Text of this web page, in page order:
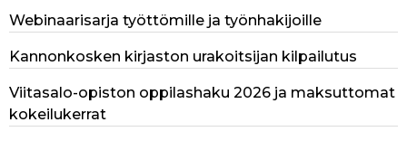
Webinaarisarja työttömille ja työnhakijoille
Kannonkosken kirjaston urakoitsijan kilpailutus
Viitasalo-opiston oppilashaku 2026 ja maksuttomat
kokeilukerrat